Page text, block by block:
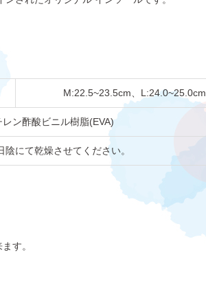
M:22.5~23.5cm、L:24.0~25.0cm
ン酢酸ビニル樹脂(EVA)
にて乾燥させてください。
す。